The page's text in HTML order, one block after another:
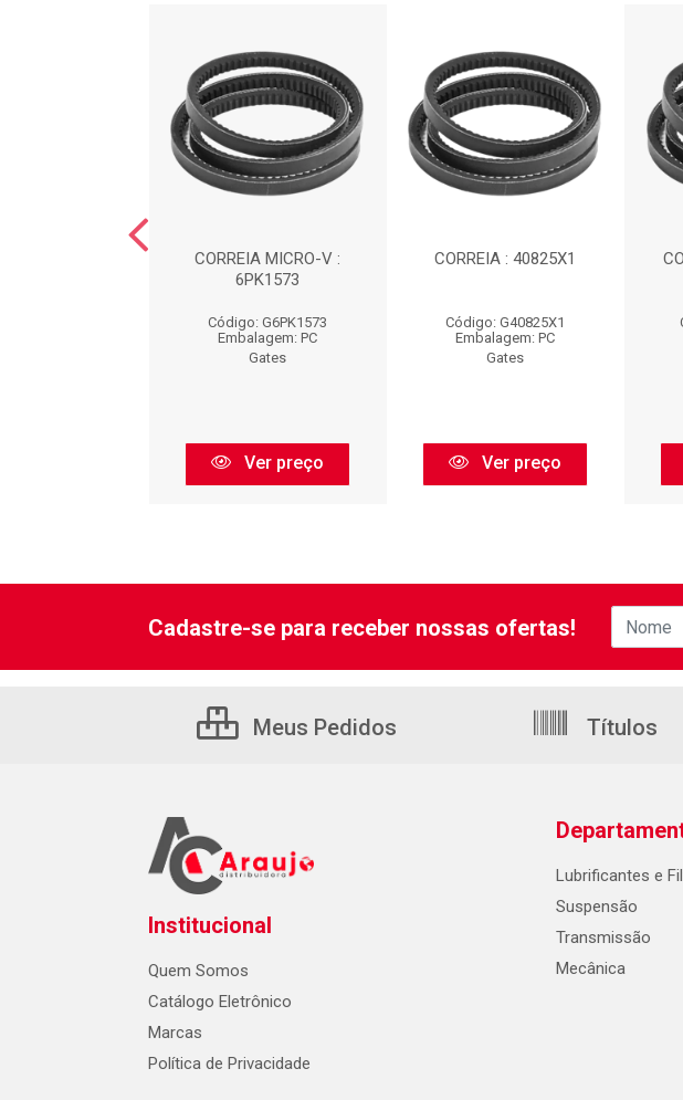
CORREIA MICRO-V :
6PK1573
Código: G6PK1573
Embalagem: PC
Gates
Ver preço
CORREIA : 40825X1
Código: G40825X1
Embalagem: PC
Gates
Ver preço
Cadastre-se para receber nossas ofertas!
Meus Pedidos Títulos
Institucional
Quem Somos
Catálogo Eletrônico
Marcas
Política de Privacidade
Lubrificantes e
Suspensão
Transmissão
Mecânica